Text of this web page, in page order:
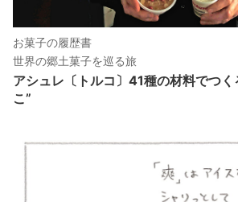
お菓子の履歴書
世界の郷土菓子を巡る旅
アシュレ〔トルコ〕41種の材料でつく
こ”